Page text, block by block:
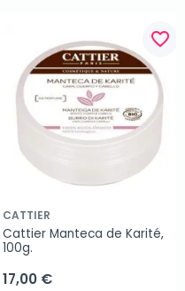
favorite_border
CATTIER
Cattier Manteca de Karité,
100g.
17,00 €